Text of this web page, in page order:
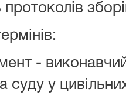
-
суду у